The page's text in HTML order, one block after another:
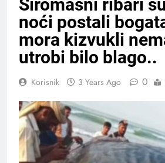
Siromašni ribari
noći postali
mora kizvukli
utrobi bilo blago..
Korisnik 3 Years Ago 0